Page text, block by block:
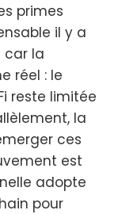
primes
il y a
car la
réel : le
reste limitée
la
ces
est
adopte
pour